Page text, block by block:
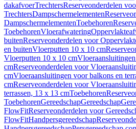
dakafvoerTrechtersReserveonderdelen
TrechtersDampschermelementen
DampschermelementenToebehoren
ToebehorenVloerafwatering
buitenReserveonderdelen voor
en buitenVloerputten 10 x 10 cm
Vloerputten 10 x 10 cm
cmReserveonderdelen voor
cmVloeraansluitingen voor balkons en
cmReserveonderdelen voor
terrassen, 13 x 13 cmToebehoren
ToebehorenGereedschapGereedschap
FlowFitReserveonderdelen voor
FlowFitHandpersgereedschap